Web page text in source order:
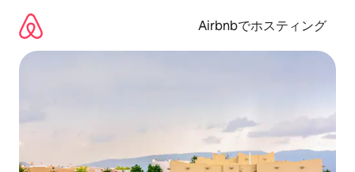
Airbnbでホスティング